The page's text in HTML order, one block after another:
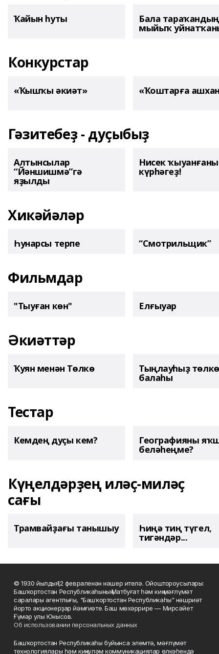
Ҡайын һуты Бала тараҡандың
мыйыҡ
Конкурстар
«Ҡышҡы әкиәт» «Ҡоштарға
Гәзитебеҙ - дуҫыбыҙ
Алтынсылар
“Йәншишмә”гә
яҙылды
Нисек
күрһәгеҙ!
Хикәйәләр
Һунарсы терпе “Смотрильщик”
Фильмдар
"Тыуған көн" Елғыуар
Әкиәттәр
Ҡуян менән Төлкө Тыңлауһыҙ төлкө
балаһы
Тестар
Кемдең дуҫы кем? Географияны
беләһеңме?
Күңелдәрҙең иләҫ-миләҫ
сағы
Трамвайҙағы танышыу Һиңә тиң түгел,
тигәндәр...
© 1930 йылдың 12 февраленән нәшер ителә. Ойоштороусылары:
Башҡортостан Республикаһының Матбуғат һәм киң мәғлүмәт
саралары агентлығы, "Башҡортостан Республикаһы" нәшриәт
йорто акционерҙар йәмғиәте. Баш мөхәррире — Мирсәйет
Ғүмәр улы Юнысов.
Об использовании персональных данных
Башҡортостан Республикаһы буйынса элемтә, мәғлүмәт
технологиялары һәм киңкүләм коммуникациялар өлкәһендә